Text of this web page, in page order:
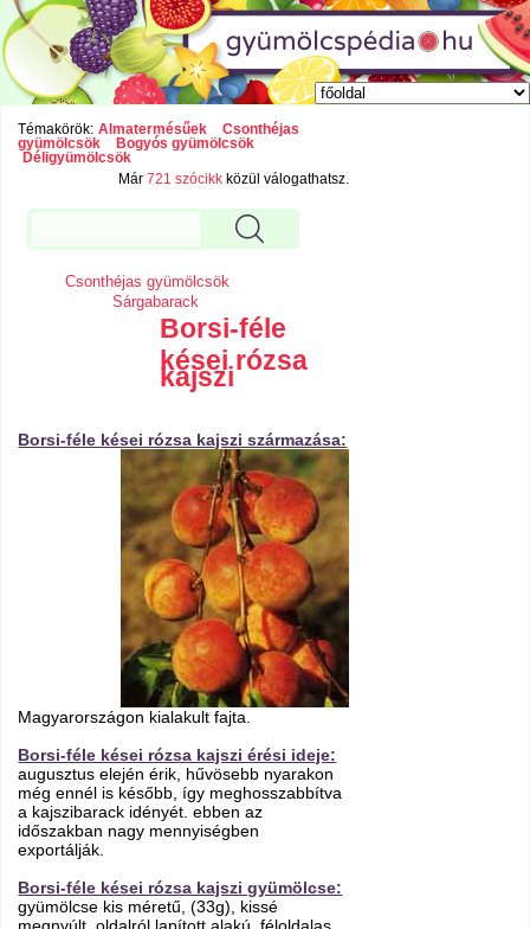
Témakörök: Almatermésűek
Csonthéjas
gyümölcsök
Bogyós gyümölcsök
Déligyümölcsök
Már721 szócikk közül válogathatsz.
Csonthéjas gyümölcsök
Sárgabarack
Borsi-féle
kései rózsa
kajszi
Borsi-féle kései rózsa kajszi származása:
Magyarországon kialakult fajta.
Borsi-féle kései rózsa kajszi érési ideje:
augusztus elején érik, hűvösebb nyarakon
még ennél is később, így meghosszabbítva
a kajszibarack idényét. ebben az
időszakban nagy mennyiségben
exportálják.
Borsi-féle kései rózsa kajszi gyümölcse:
gyümölcse kis méretű, (33g), kissé